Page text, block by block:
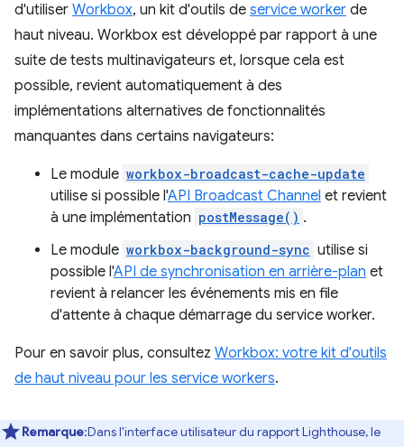
d'utiliser Workbox, un kit d'outils de service worker de
haut niveau. Workbox est développé par rapport à une
suite de tests multinavigateurs et, lorsque cela est
possible, revient automatiquement à des
implémentations alternatives de fonctionnalités
manquantes dans certains navigateurs:
Le module workbox-broadcast-cache-update
utilise si possible l'API Broadcast Channel et revient
à une implémentation postMessage() .
Le module workbox-background-sync utilise si
possible l'API de synchronisation en arrière-plan et
revient à relancer les événements mis en file
d'attente à chaque démarrage du service worker.
Pour en savoir plus, consultez Workbox: votre kit d'outils
de haut niveau pour les service workers.
Remarque:Dans l'interface utilisateur du rapport Lighthouse, le